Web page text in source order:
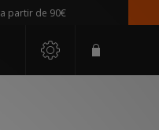
de 90€